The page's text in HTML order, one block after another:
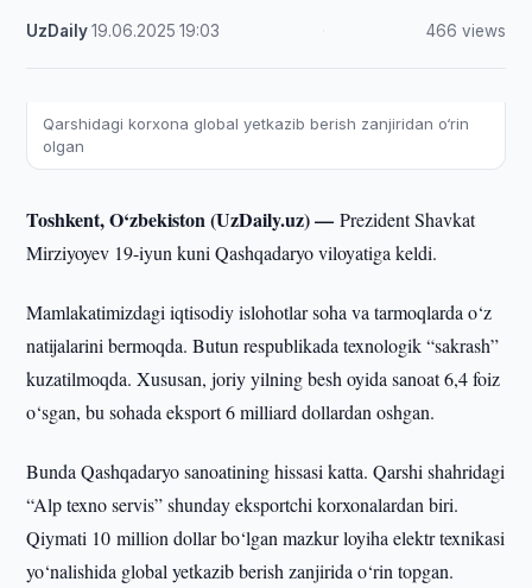
UzDaily·19.06.2025 ·19:03 466 views
Qarshidagi korxona global yetkazib berish zanjiridan o‘rin
olgan
Toshkent, O‘zbekiston (UzDaily.uz) —Prezident Shavkat
Mirziyoyev 19-iyun kuni Qashqadaryo viloyatiga keldi.
Mamlakatimizdagi iqtisodiy islohotlar soha va tarmoqlarda o‘z
natijalarini bermoqda. Butun respublikada texnologik “sakrash”
kuzatilmoqda. Xususan, joriy yilning besh oyida sanoat 6,4 foiz
o‘sgan, bu sohada eksport 6 milliard dollardan oshgan.
Bunda Qashqadaryo sanoatining hissasi katta. Qarshi shahridagi
“Alp texno servis” shunday eksportchi korxonalardan biri.
Qiymati 10 million dollar bo‘lgan mazkur loyiha elektr texnikasi
yo‘nalishida global yetkazib berish zanjirida o‘rin topgan.